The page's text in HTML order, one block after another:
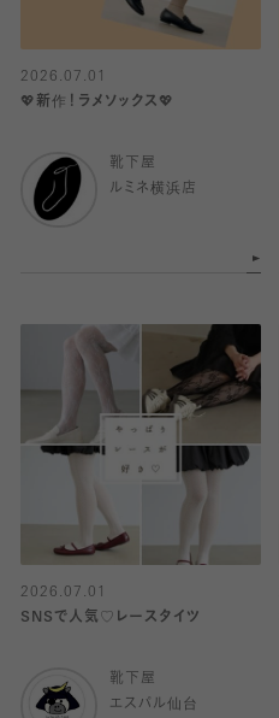
2026.07.01
💖新作！ラメソックス💖
靴下屋
ルミネ横浜店
2026.07.01
SNSで人気♡レースタイツ
靴下屋
エスパル仙台